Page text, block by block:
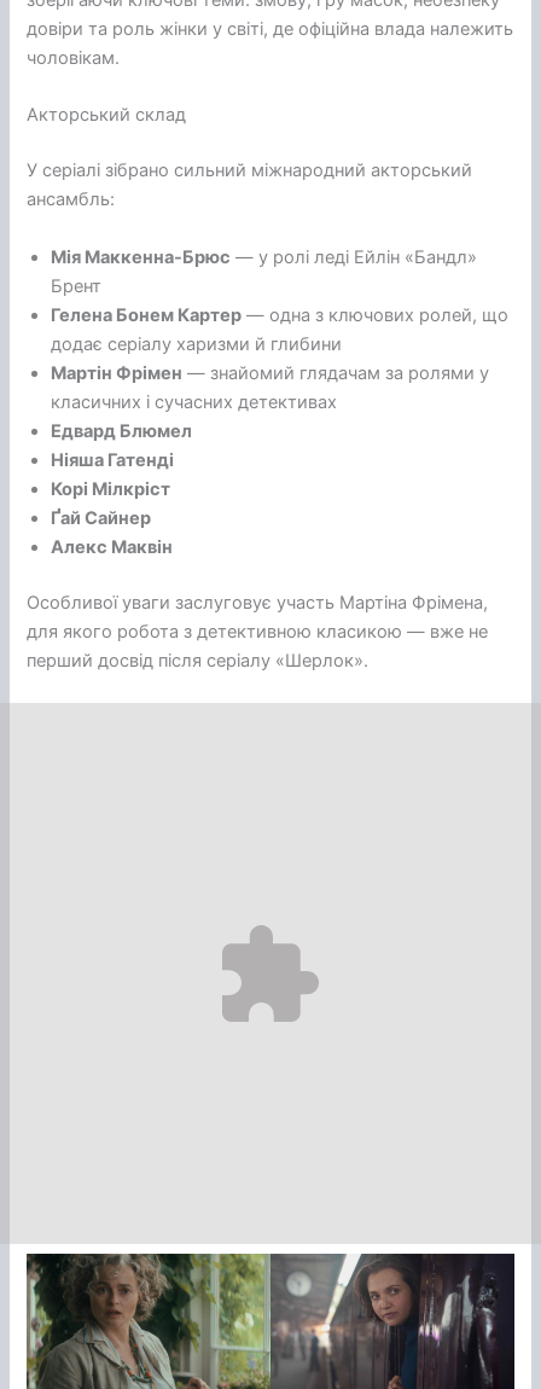
довіри та роль жінки у світі, де офіційна влада належить
чоловікам.
Акторський склад
У серіалі зібрано сильний міжнародний акторський
ансамбль:
Мія Маккенна-Брюс — у ролі леді Ейлін «Бандл»
Брент
Гелена Бонем Картер — одна з ключових ролей, що
додає серіалу харизми й глибини
Мартін Фрімен — знайомий глядачам за ролями у
класичних і сучасних детективах
Едвард Блюмел
Ніяша Гатенді
Корі Мілкріст
Ґай Сайнер
Алекс Маквін
Особливої уваги заслуговує участь Мартіна Фрімена,
для якого робота з детективною класикою — вже не
перший досвід після серіалу «Шерлок».